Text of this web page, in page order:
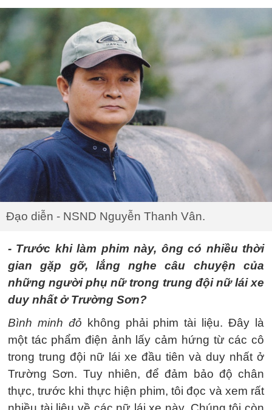
Đạo diễn - NSND Nguyễn Thanh Vân.
- Trước khi làm phim này, ông có nhiều thời
gian gặp gỡ, lắng nghe câu chuyện của
những người phụ nữ trong trung đội nữ lái xe
duy nhất ở Trường Sơn?
Bình minh đỏ không phải phim tài liệu. Đây là
một tác phẩm điện ảnh lấy cảm hứng từ các cô
trong trung đội nữ lái xe đầu tiên và duy nhất ở
Trường Sơn. Tuy nhiên, để đảm bảo độ chân
thực, trước khi thực hiện phim, tôi đọc và xem rất